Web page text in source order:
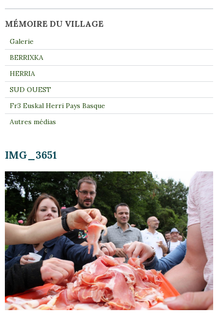
IMG_3651
MÉMOIRE DU VILLAGE
Galerie
BERRIXKA
HERRIA
SUD OUEST
Fr3 Euskal Herri Pays Basque
Autres médias